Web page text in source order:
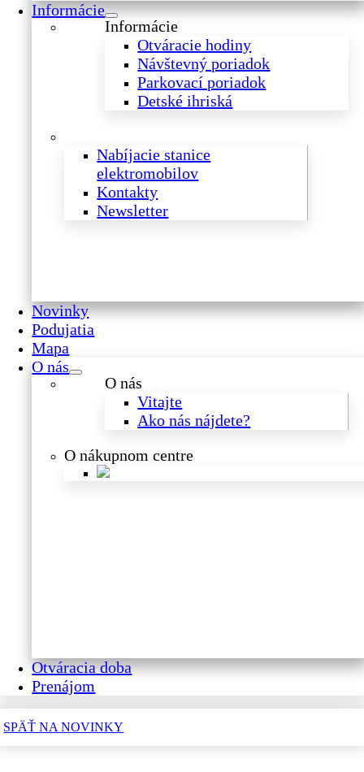
Informácie
Informácie
Otváracie hodiny
Návštevný poriadok
Parkovací poriadok
Detské ihriská
Nabíjacie stanice
elektromobilov
Kontakty
Newsletter
Novinky
Podujatia
Mapa
O nás
O nás
Vitajte
Ako nás nájdete?
O nákupnom centre
Otváracia doba
Prenájom
SPÄŤ NA NOVINKY